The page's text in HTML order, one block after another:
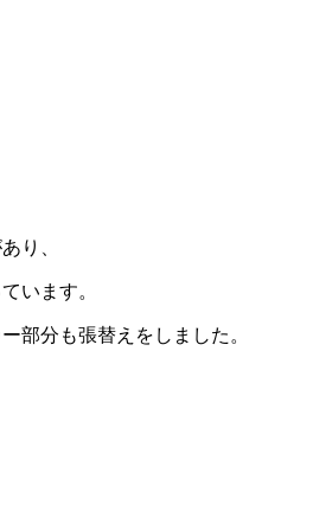
り、
います。
部分も張替えをしました。